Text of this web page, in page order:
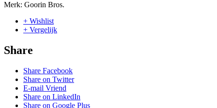
Merk: Goorin Bros.
+ Wishlist
+ Vergelijk
Share
Share Facebook
Share on Twitter
E-mail Vriend
Share on LinkedIn
Share on Google Plus